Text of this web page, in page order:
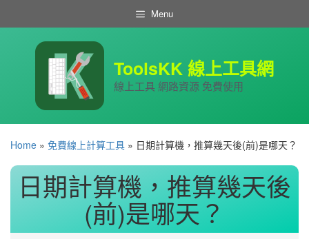
Menu
ToolsKK 線上工具網
線上工具 網路資源 免費使用
Home » 免費線上計算工具 » 日期計算機，推算幾天後(前)是哪天？
日期計算機，推算幾天後
(前)是哪天？